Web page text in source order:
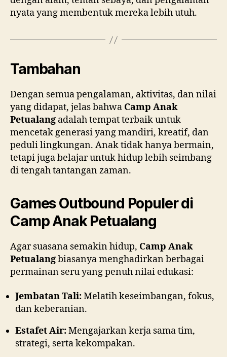
nyata yang membentuk mereka lebih utuh.
Tambahan
Dengan semua pengalaman, aktivitas, dan nilai
yang didapat, jelas bahwa Camp Anak
Petualang adalah tempat terbaik untuk
mencetak generasi yang mandiri, kreatif, dan
peduli lingkungan. Anak tidak hanya bermain,
tetapi juga belajar untuk hidup lebih seimbang
di tengah tantangan zaman.
Games Outbound Populer di
Camp Anak Petualang
Agar suasana semakin hidup, Camp Anak
Petualangbiasanya menghadirkan berbagai
permainan seru yang penuh nilai edukasi:
Jembatan Tali:Melatih keseimbangan, fokus,
dan keberanian.
Estafet Air:Mengajarkan kerja sama tim,
strategi, serta kekompakan.